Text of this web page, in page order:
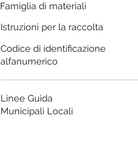
Famiglia di materiali
Istruzioni per la raccolta
Codice di identificazione
alfanumerico
Linee Guida
Municipali Locali